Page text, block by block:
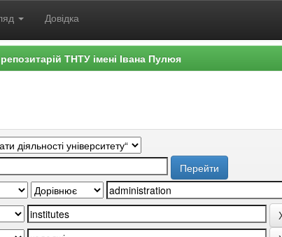
Довідка
ТНТУ імені Івана Пулюя